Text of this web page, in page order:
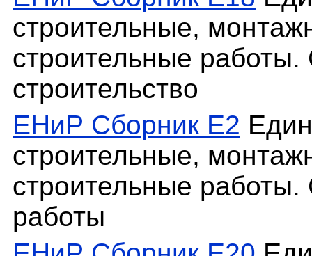
строительные,
строительные
строительство
ЕНиР Сборник Е2
строительные,
строительные
работы